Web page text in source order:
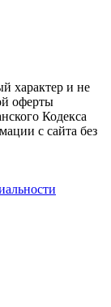
характер и не
оферты
Кодекса
с сайта без